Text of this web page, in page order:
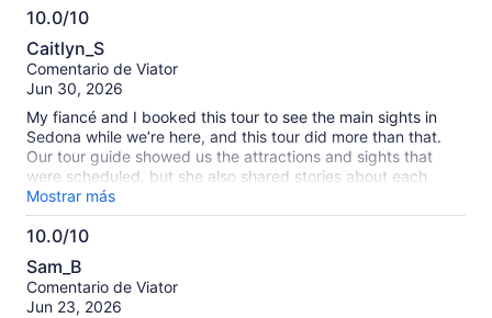
10.0/10
10.0
de
10
Caitlyn_S
Comentario de Viator
Jun 30, 2026
My fiancé and I booked this tour to see the main sights in
Sedona while we’re here, and this tour did more than that.
Our tour guide showed us the attractions and sights that
were scheduled, but she also shared stories about each
place, making it more personable. Our tour guide had lots to
share with us and we enjoyed every story, sight, and
experience on the tour. It was just us on the tour and I think
Mostrar más
10.0/10
10.0
de
10
Sam_B
Comentario de Viator
Jun 23, 2026